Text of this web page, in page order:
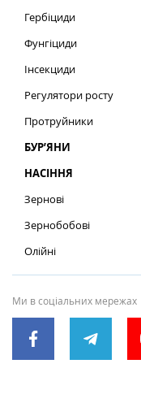
Гербіциди
Фунгіциди
Інсекциди
Регулятори росту
Протруйники
БУР’ЯНИ
НАСІННЯ
Зернові
Зернобобові
Олійні
Ми в соціальних мережах